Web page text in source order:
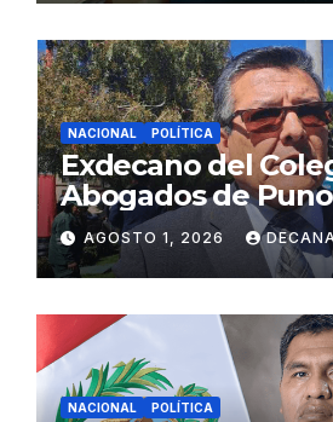
NACIONAL POLÍTICA
Exdecano del
Abogados de
propuestas sobre
ciudadana
AGOSTO 1, 2026
NACIONAL POLÍTICA